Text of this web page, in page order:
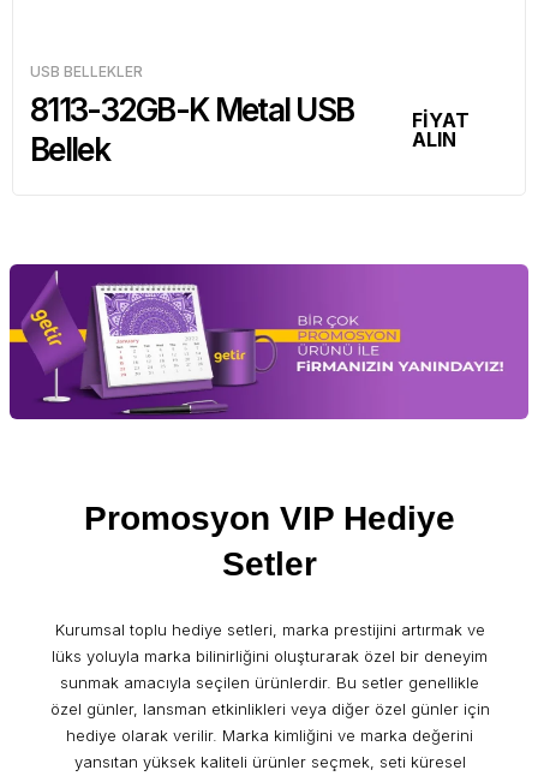
USB BELLEKLER
8113-32GB-K Metal USB
Bellek
FİYAT
ALIN
Promosyon VIP Hediye
Setler
Kurumsal toplu hediye setleri, marka prestijini artırmak ve
lüks yoluyla marka bilinirliğini oluşturarak özel bir deneyim
sunmak amacıyla seçilen ürünlerdir. Bu setler genellikle
özel günler, lansman etkinlikleri veya diğer özel günler için
hediye olarak verilir. Marka kimliğini ve marka değerini
yansıtan yüksek kaliteli ürünler seçmek, seti küresel